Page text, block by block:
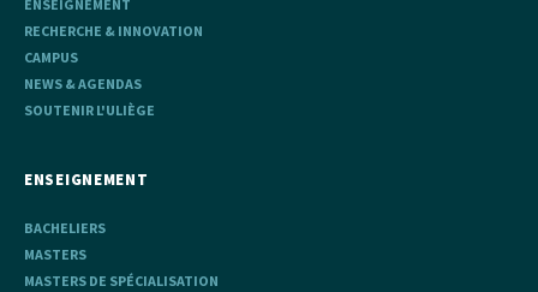
ENSEIGNEMENT
RECHERCHE & INNOVATION
CAMPUS
NEWS & AGENDAS
SOUTENIR L'ULIÈGE
ENSEIGNEMENT
BACHELIERS
MASTERS
MASTERS DE SPÉCIALISATION